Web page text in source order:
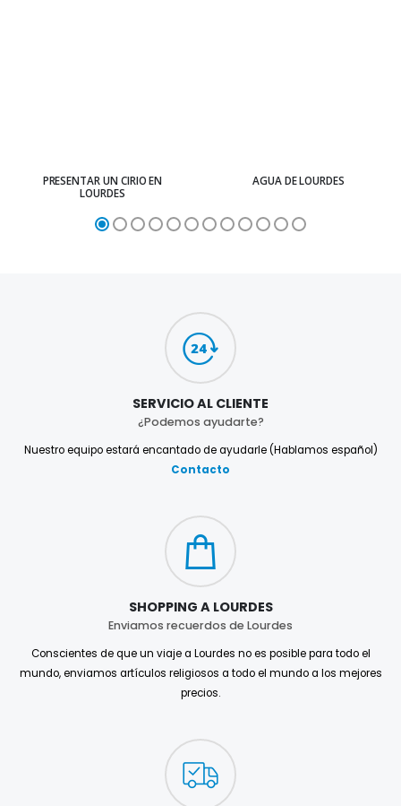
PRESENTAR UN CIRIO EN
LOURDES
AGUA DE LOURDES
SERVICIO AL CLIENTE
¿Podemos ayudarte?
Nuestro equipo estará encantado de ayudarle (Hablamos español)
Contacto
SHOPPING A LOURDES
Enviamos recuerdos de Lourdes
Conscientes de que un viaje a Lourdes no es posible para todo el
mundo, enviamos artículos religiosos a todo el mundo a los mejores
precios.